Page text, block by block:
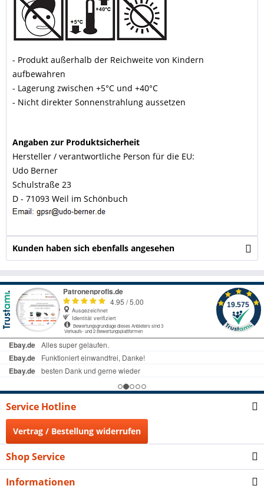
- Produkt außerhalb der Reichweite von Kindern
aufbewahren
- Lagerung zwischen +5°C und +40°C
- Nicht direkter Sonnenstrahlung aussetzen
Angaben zur Produktsicherheit
Hersteller / verantwortliche Person für die EU:
Udo Berner
Schulstraße 23
D - 71093 Weil im Schönbuch
Kunden haben sich ebenfalls angesehen
Service Hotline
Vertrag / Bestellung widerrufen
Shop Service
Informationen